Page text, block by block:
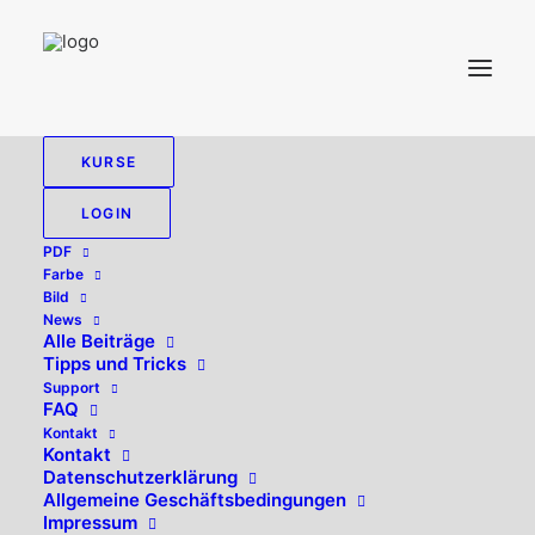
KURSE
LOGIN
PDF
Farbe
Bild
News
Alle Beiträge
Tipps und Tricks
Support
FAQ
Kontakt
Kontakt
Datenschutzerklärung
Allgemeine Geschäftsbedingungen
Impressum
Farbmanagement
Einzelnes Ergebnis wird angezeigt